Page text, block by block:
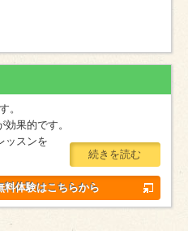
。
果的です。
ッスンを
続きを読む
料体験はこちらから